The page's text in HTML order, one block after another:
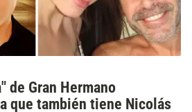
de Gran Hermano
que también tiene Nicolás